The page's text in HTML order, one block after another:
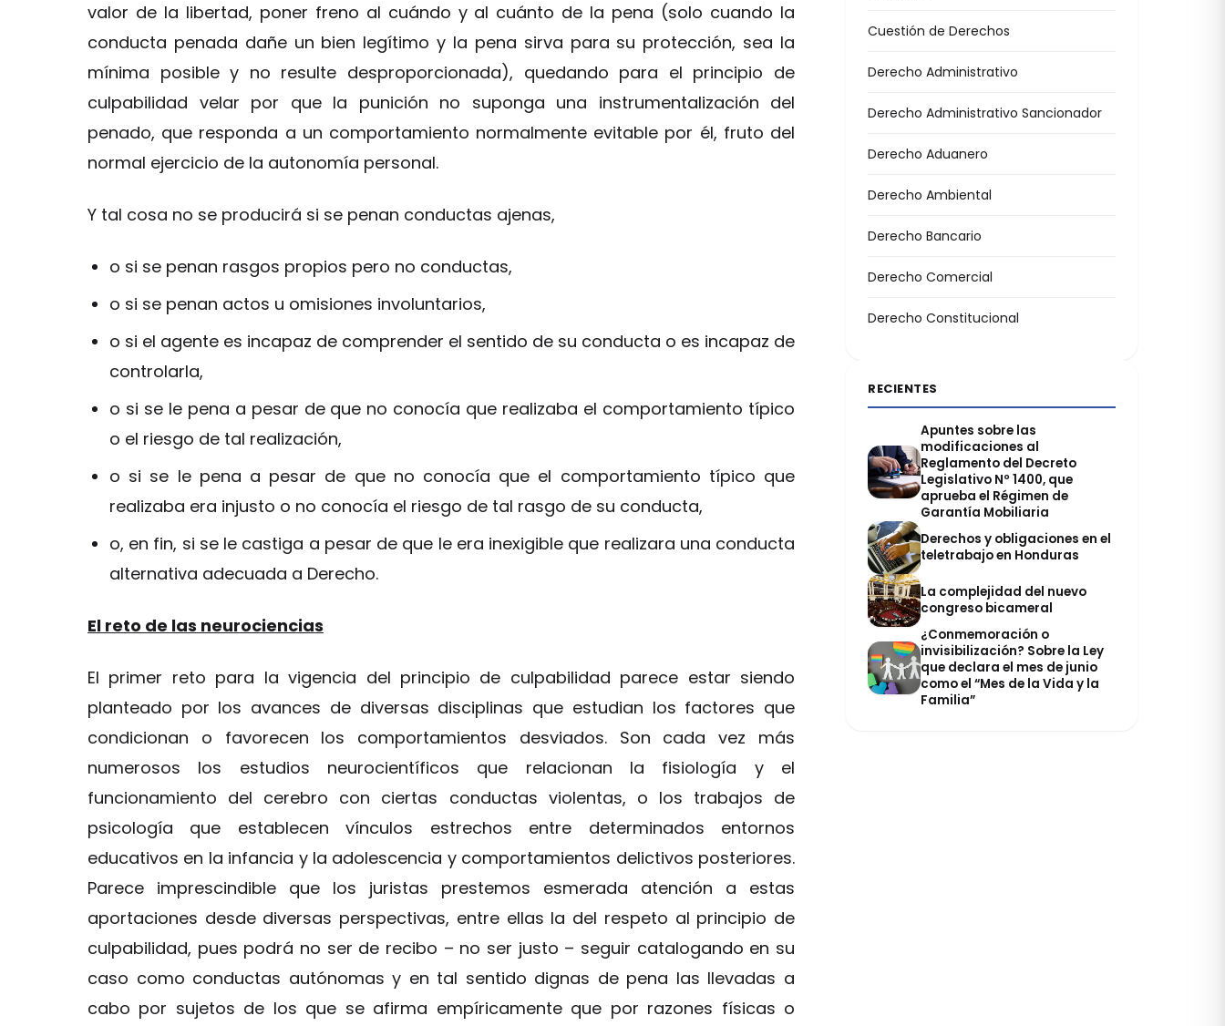
valor de la libertad, poner freno al cuándo y al cuánto de la pena (solo cuando la
conducta penada dañe un bien legítimo y la pena sirva para su protección, sea la
mínima posible y no resulte desproporcionada), quedando para el principio de
culpabilidad velar por que la punición no suponga una instrumentalización del
penado, que responda a un comportamiento normalmente evitable por él, fruto del
normal ejercicio de la autonomía personal.
Y tal cosa no se producirá si se penan conductas ajenas,
o si se penan rasgos propios pero no conductas,
o si se penan actos u omisiones involuntarios,
o si el agente es incapaz de comprender el sentido de su conducta o es incapaz de
controlarla,
o si se le pena a pesar de que no conocía que realizaba el comportamiento típico
o el riesgo de tal realización,
o si se le pena a pesar de que no conocía que el comportamiento típico que
realizaba era injusto o no conocía el riesgo de tal rasgo de su conducta,
o, en fin, si se le castiga a pesar de que le era inexigible que realizara una conducta
alternativa adecuada a Derecho.
El reto de las neurociencias
El primer reto para la vigencia del principio de culpabilidad parece estar siendo
planteado por los avances de diversas disciplinas que estudian los factores que
condicionan o favorecen los comportamientos desviados. Son cada vez más
numerosos los estudios neurocientíficos que relacionan la fisiología y el
funcionamiento del cerebro con ciertas conductas violentas, o los trabajos de
psicología que establecen vínculos estrechos entre determinados entornos
educativos en la infancia y la adolescencia y comportamientos delictivos posteriores.
Parece imprescindible que los juristas prestemos esmerada atención a estas
aportaciones desde diversas perspectivas, entre ellas la del respeto al principio de
culpabilidad, pues podrá no ser de recibo – no ser justo – seguir catalogando en su
caso como conductas autónomas y en tal sentido dignas de pena las llevadas a
cabo por sujetos de los que se afirma empíricamente que por razones físicas o
Cuestión de Derechos
Derecho Administrativo
Derecho Administrativo Sancionador
Derecho Aduanero
Derecho Ambiental
Derecho Bancario
Derecho Comercial
Derecho Constitucional
RECIENTES
Apuntes sobre las
modificaciones al
Reglamento del Decreto
Legislativo Nº 1400, que
aprueba el Régimen de
Garantía Mobiliaria
Derechos y obligaciones en el
teletrabajo en Honduras
La complejidad del nuevo
congreso bicameral
¿Conmemoración o
invisibilización? Sobre la Ley
que declara el mes de junio
como el “Mes de la Vida y la
Familia”